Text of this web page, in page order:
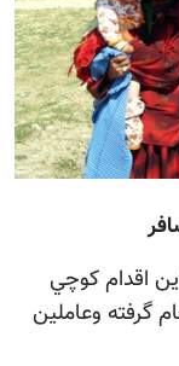
ژنيو ، اين اقدام كوچي
گرفته وعاملين